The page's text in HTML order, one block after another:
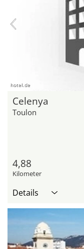
hotel.de
Celenya
Toulon
4,88
Kilometer
Details